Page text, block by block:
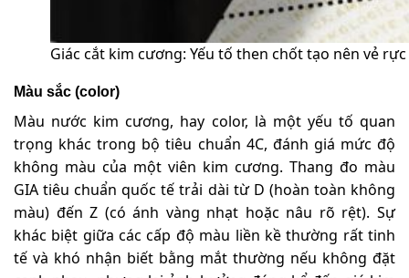
Giác cắt kim cương: Yếu tố then chốt tạo nên vẻ
Màu sắc (color)
Màu nước kim cương, hay color, là một yếu tố quan
trọng khác trong bộ tiêu chuẩn 4C, đánh giá mức độ
không màu của một viên kim cương. Thang đo màu
GIA tiêu chuẩn quốc tế trải dài từ D (hoàn toàn không
màu) đến Z (có ánh vàng nhạt hoặc nâu rõ rệt). Sự
khác biệt giữa các cấp độ màu liền kề thường rất tinh
tế và khó nhận biết bằng mắt thường nếu không đặt